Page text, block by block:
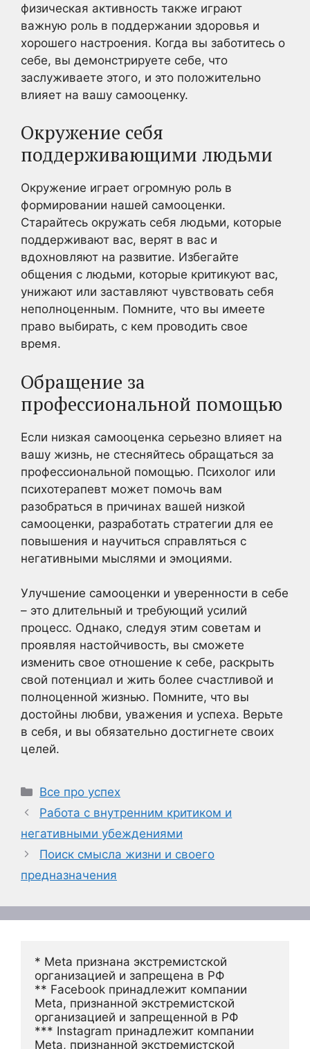
физическая активность также играют
важную роль в поддержании здоровья и
хорошего настроения. Когда вы заботитесь о
себе, вы демонстрируете себе, что
заслуживаете этого, и это положительно
влияет на вашу самооценку.
Окружение себя
поддерживающими людьми
Окружение играет огромную роль в
формировании нашей самооценки.
Старайтесь окружать себя людьми, которые
поддерживают вас, верят в вас и
вдохновляют на развитие. Избегайте
общения с людьми, которые критикуют вас,
унижают или заставляют чувствовать себя
неполноценным. Помните, что вы имеете
право выбирать, с кем проводить свое
время.
Обращение за
профессиональной помощью
Если низкая самооценка серьезно влияет на
вашу жизнь, не стесняйтесь обращаться за
профессиональной помощью. Психолог или
психотерапевт может помочь вам
разобраться в причинах вашей низкой
самооценки, разработать стратегии для ее
повышения и научиться справляться с
негативными мыслями и эмоциями.
Улучшение самооценки и уверенности в себе
– это длительный и требующий усилий
процесс. Однако, следуя этим советам и
проявляя настойчивость, вы сможете
изменить свое отношение к себе, раскрыть
свой потенциал и жить более счастливой и
полноценной жизнью. Помните, что вы
достойны любви, уважения и успеха. Верьте
в себя, и вы обязательно достигнете своих
целей.
Рубрики
Все про успех
Работа с внутренним критиком и
негативными убеждениями
Поиск смысла жизни и своего
предназначения
* Meta признана экстремистской
организацией и запрещена в РФ
** Facebook принадлежит компании
Meta, признанной экстремистской
организацией и запрещенной в РФ
*** Instagram принадлежит компании
Meta, признанной экстремистской